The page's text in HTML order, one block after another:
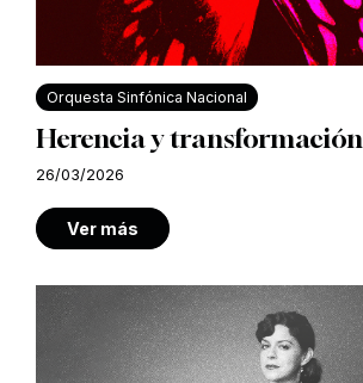
Orquesta Sinfónica Nacional
Herencia y transformación
26/03/2026
Ver más